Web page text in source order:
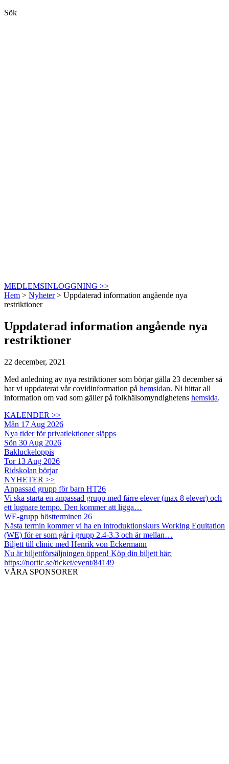
Sök
MEDLEMSINLOGGNING >>
Hem > Nyheter> Uppdaterad information angående nya
restriktioner
Uppdaterad information angående nya
restriktioner
22 december, 2021
Med anledning av nya restriktioner som börjar gälla 23 december så
har vi uppdaterat vår covidinformation på hemsidan. Ni hittar all
information om vad som gäller på folkhälsomyndighetens hemsida.
KALENDER >>
Mån 17 Aug 2026
Nya tider för privatlektioner släpps
Sön 30 Aug 2026
Bakluckeloppis
Tor 13 Aug 2026
Ridskolan börjar
NYHETER >>
Anpassad grupp för barn HT26
Vi ska starta en anpassad grupp med färre elever (max 8 elever) och
ett lugnare tempo. Den kommer att ligga…
WE-grupp höstterminen 26
Nästa termin kommer vi ha en introduktionskurs Working Equitation
(WE) för er som går i grupp 2.4-3.3 och är mellan…
Biljett till clinic med Henrik von Eckermann
Nu är biljettförsäljningen öppen! Köp din biljett här:
https://nortic.se/ticket/event/84149
VÅRA SPONSORER